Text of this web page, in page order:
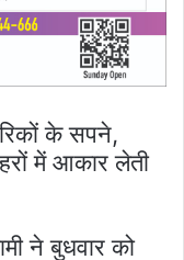
के सपने,
में आकार लेती
ने बुधवार को